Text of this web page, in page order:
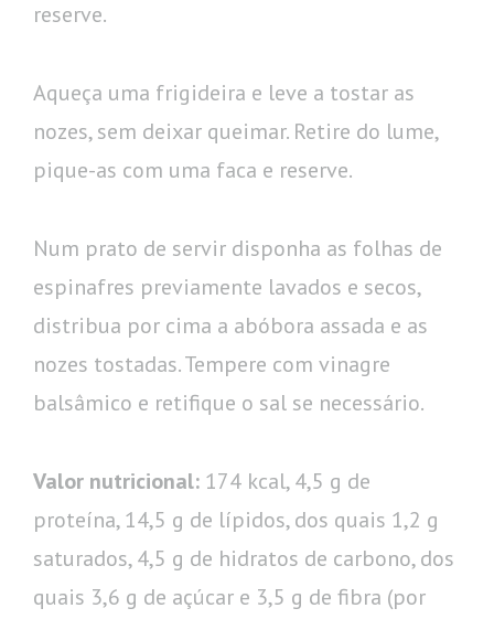
reserve.
Aqueça uma frigideira e leve a tostar as
nozes, sem deixar queimar. Retire do lume,
pique-as com uma faca e reserve.
Num prato de servir disponha as folhas de
espinafres previamente lavados e secos,
distribua por cima a abóbora assada e as
nozes tostadas. Tempere com vinagre
balsâmico e retifique o sal se necessário.
Valor nutricional: 174 kcal, 4,5 g de
proteína, 14,5 g de lípidos, dos quais 1,2 g
saturados, 4,5 g de hidratos de carbono, dos
quais 3,6 g de açúcar e 3,5 g de fibra (por